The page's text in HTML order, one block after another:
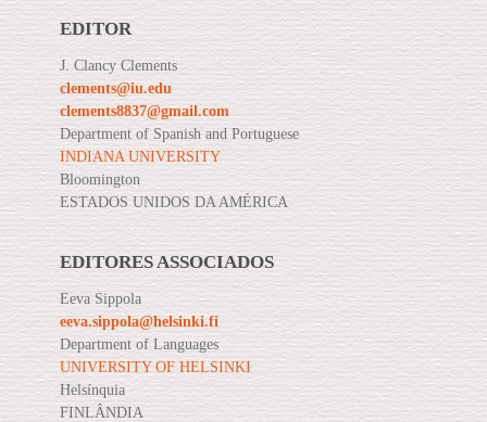
EDITOR
J. Clancy Clements
clements@iu.edu
clements8837@gmail.com
Department of Spanish and Portuguese
INDIANA UNIVERSITY
Bloomington
ESTADOS UNIDOS DA AMÉRICA
EDITORES ASSOCIADOS
Eeva Sippola
eeva.sippola@helsinki.fi
Department of Languages
UNIVERSITY OF HELSINKI
Helsínquia
FINLÂNDIA